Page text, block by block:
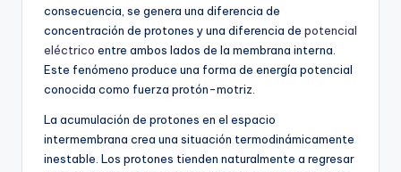
consecuencia, se genera una diferencia de
concentración de protones y una diferencia de potencial
eléctrico entre ambos lados de la membrana interna.
Este fenómeno produce una forma de energía potencial
conocida como fuerza protón-motriz.
La acumulación de protones en el espacio
intermembrana crea una situación termodinámicamente
inestable. Los protones tienden naturalmente a regresar